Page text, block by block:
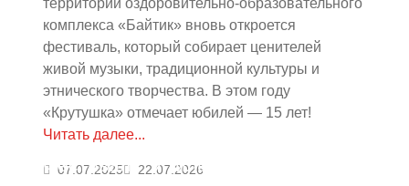
территории оздоровительно-образовательного
комплекса «Байтик» вновь откроется
фестиваль, который собирает ценителей
живой музыки, традиционной культуры и
этнического творчества. В этом году
«Крутушка» отмечает юбилей — 15 лет!
Читать далее...
07.07.2025 22.07.2026
Фестиваль "Итиль" в Казани 2026 :